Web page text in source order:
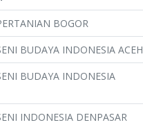
BOGOR
BUDAYA INDONESIA ACEH
BUDAYA INDONESIA
INDONESIA DENPASAR